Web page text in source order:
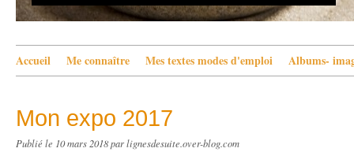
Accueil Me connaître Mes textes modes d'emploi Albums-
Mon expo 2017
Publié le 10 mars 2018par lignesdesuite.over-blog.com